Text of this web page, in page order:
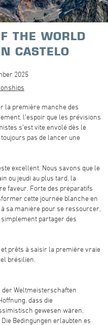
THE WORLD
CASTELO
2025
la première manche des
l’espoir que les prévisions
s’est vite envolé dès le
pas de lancer une
excellent. Nous savons que le
ou jeudi au plus tard, la
faveur. Forte des préparatifs
cette journée blanche en
sa manière pour se ressourcer,
partager des
prêts à saisir la première vraie
brésilien.
der Weltmeisterschaften
dass die
gewesen wären,
Bedingungen erlaubten es